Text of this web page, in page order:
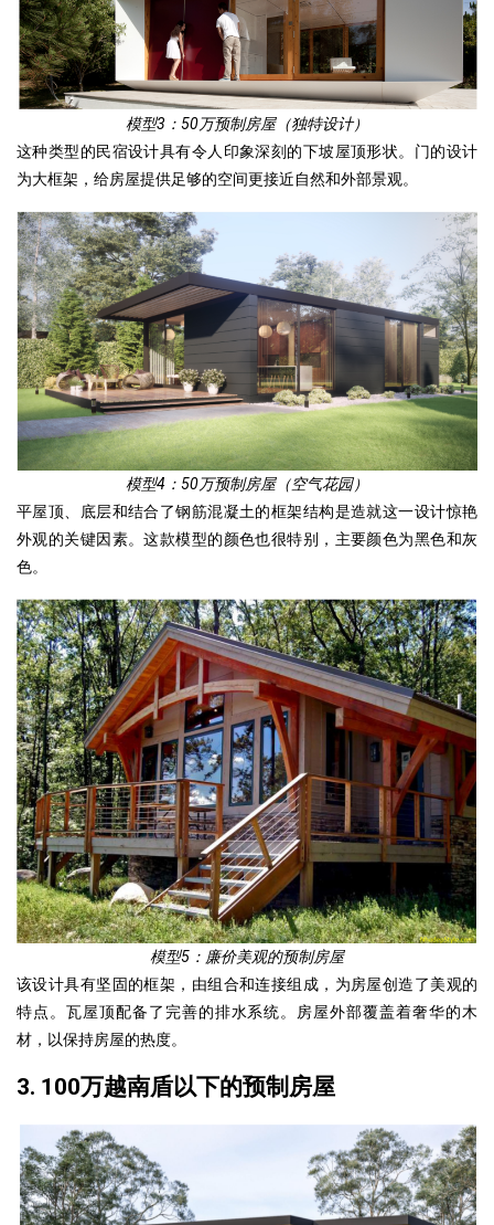
模型3：50万预制房屋（独特设计）
这种类型的民宿设计具有令人印象深刻的下坡屋顶形状。门的设计
为大框架，给房屋提供足够的空间更接近自然和外部景观。
模型4：50万预制房屋（空气花园）
平屋顶、底层和结合了钢筋混凝土的框架结构是造就这一设计惊艳
外观的关键因素。这款模型的颜色也很特别，主要颜色为黑色和灰
色。
模型5：廉价美观的预制房屋
该设计具有坚固的框架，由组合和连接组成，为房屋创造了美观的
特点。瓦屋顶配备了完善的排水系统。房屋外部覆盖着奢华的木
材，以保持房屋的热度。
3. 100万越南盾以下的预制房屋